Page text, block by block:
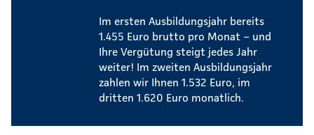
Im ersten Ausbildungsjahr bereits
1.455 Euro brutto pro Monat – und
Ihre Vergütung steigt jedes Jahr
weiter! Im zweiten Ausbildungsjahr
zahlen wir Ihnen 1.532 Euro, im
dritten 1.620 Euro monatlich.